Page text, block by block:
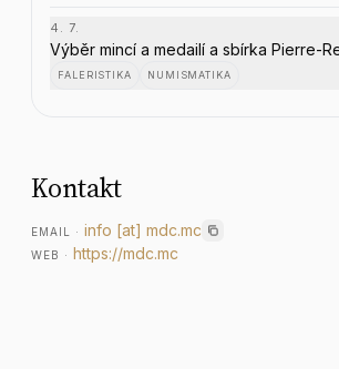
4. 7.
Výběr mincí a medailí a sbírka Pierre-
FALERISTIKA NUMISMATIKA
Kontakt
EMAIL · info [at] mdc.mc
WEB · https://mdc.mc